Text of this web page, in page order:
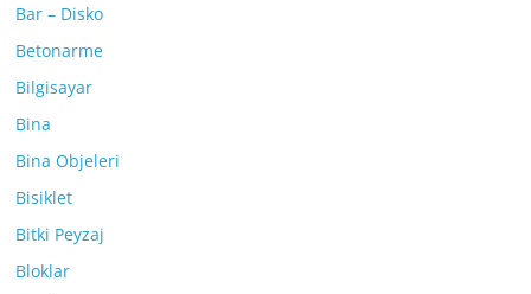
Bar – Disko
Betonarme
Bilgisayar
Bina
Bina Objeleri
Bisiklet
Bitki Peyzaj
Bloklar